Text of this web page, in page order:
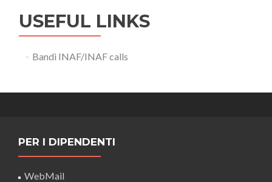
USEFUL LINKS
Bandi INAF/INAF calls
PER I DIPENDENTI
WebMail